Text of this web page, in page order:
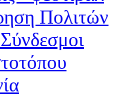
Πολιτών